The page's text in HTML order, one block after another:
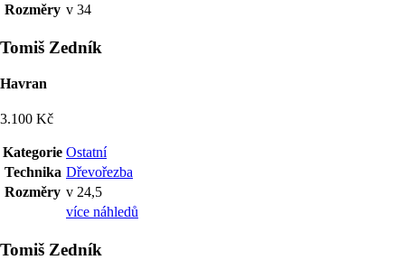
Rozměry v 34
Tomiš Zedník
Havran
3.100 Kč
Kategorie Ostatní
Technika Dřevořezba
Rozměry v 24,5
více náhledů
Tomiš Zedník